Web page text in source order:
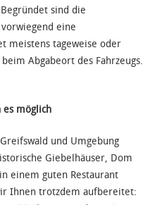
sind die
eine
meistens tageweise oder
Abgabeort des Fahrzeugs.
möglich
und Umgebung
Giebelhäuser, Dom
einem guten Restaurant
Ihnen trotzdem aufbereitet: